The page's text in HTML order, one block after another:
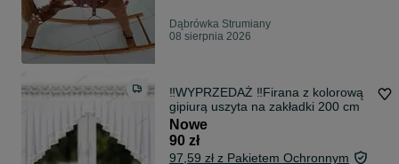
Dąbrówka Strumiany
08 sierpnia 2026
‼️WYPRZEDAŻ ‼️Firana z kolorową
gipiurą uszyta na zakładki 200 cm
Nowe
90 zł
97,59 zł z Pakietem Ochronnym